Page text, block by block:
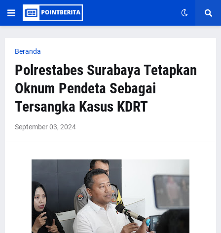
Beranda
Polrestabes Surabaya Tetapkan
Oknum Pendeta Sebagai
Tersangka Kasus KDRT
September 03, 2024